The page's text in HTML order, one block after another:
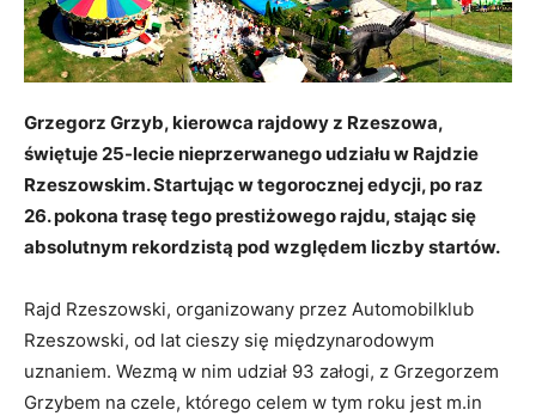
Grzegorz Grzyb, kierowca rajdowy z Rzeszowa,
świętuje 25-lecie nieprzerwanego udziału w Rajdzie
Rzeszowskim. Startując w tegorocznej edycji, po raz
26. pokona trasę tego prestiżowego rajdu, stając się
absolutnym rekordzistą pod względem liczby startów.
Rajd Rzeszowski, organizowany przez Automobilklub
Rzeszowski, od lat cieszy się międzynarodowym
uznaniem. Wezmą w nim udział 93 załogi, z Grzegorzem
Grzybem na czele, którego celem w tym roku jest m.in